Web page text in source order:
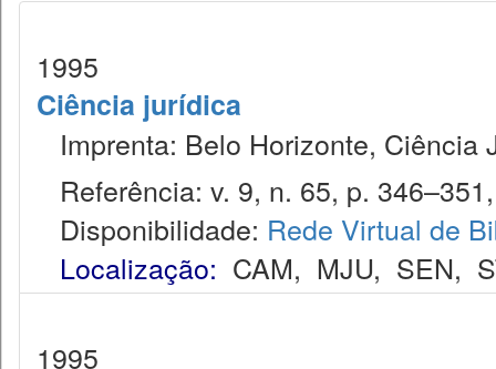
1995
Ciência jurídica
Imprenta: Belo Horizonte, Ciência
Referência: v. 9, n. 65, p.
Disponibilidade: Rede Virtual de
Localização: CAM, MJU, SEN,
1995